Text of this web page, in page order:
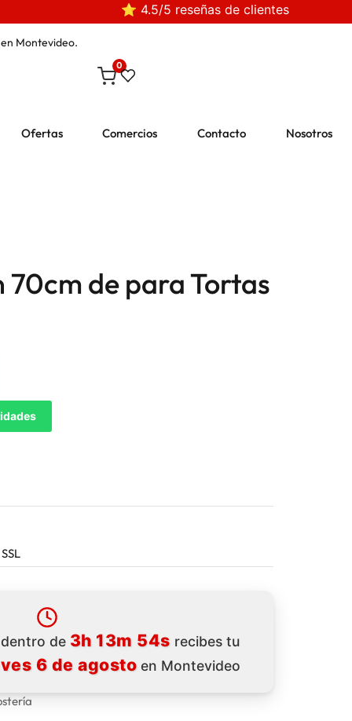
⭐ 4.5/5 reseñas de clientes
Montevideo.
0
Ofertas Comercios Contacto Nosotros
de para Tortas
de 3h 13m 52srecibes tu
6 de agosto en Montevideo